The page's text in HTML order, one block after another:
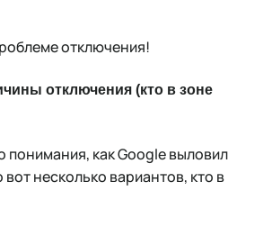
отключения!
отключения (кто в зоне
понимания, как Google выловил
несколько вариантов, кто в